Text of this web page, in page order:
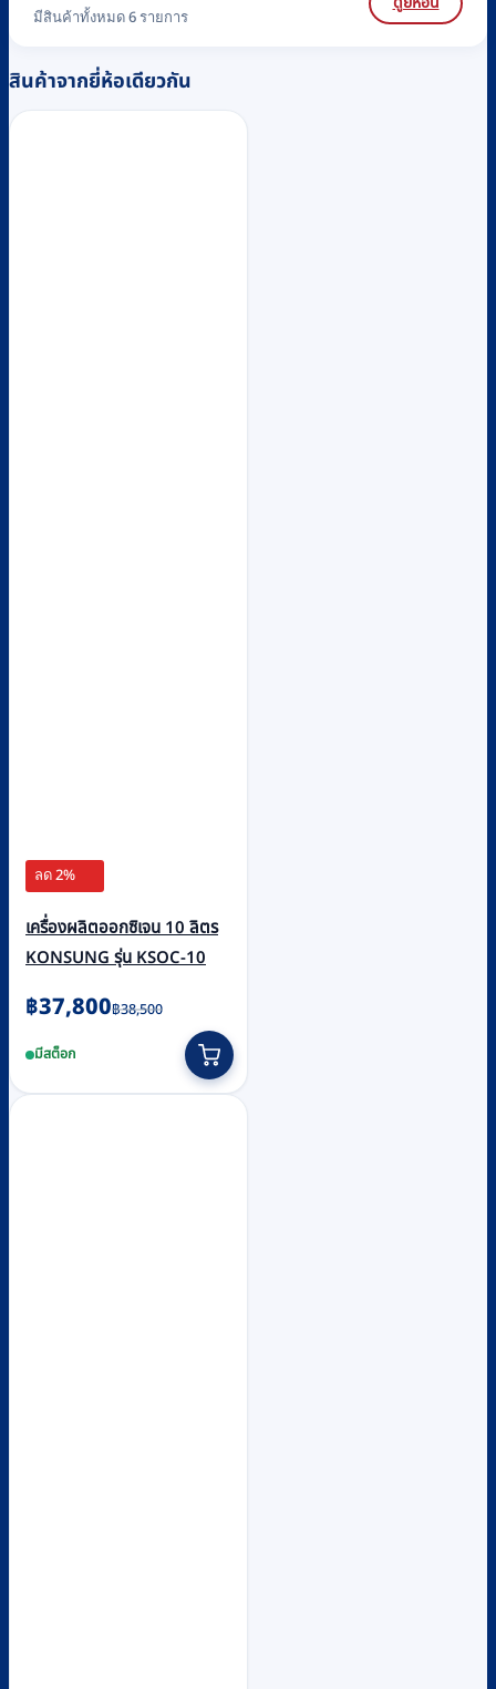
มีสินค้าทั้งหมด 6 รายการ
สินค้าจากยี่ห้อเดียวกัน
ลด 2%
เครื่องผลิตออกซิเจน 10 ลิตร
KONSUNG รุ่น KSOC-10
฿38,500
Original
was:
฿38,500.
฿37,800
Current
is:
฿37,800.
มีสต็อก